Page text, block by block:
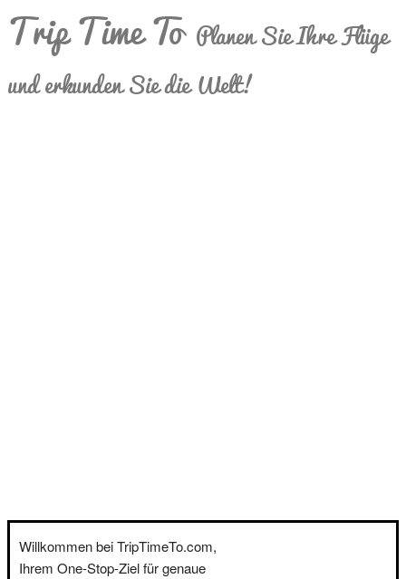
Trip Time To Planen Sie Ihre Flüge
und erkunden Sie die Welt!
Willkommen bei TripTimeTo.com,
Ihrem One-Stop-Ziel für genaue